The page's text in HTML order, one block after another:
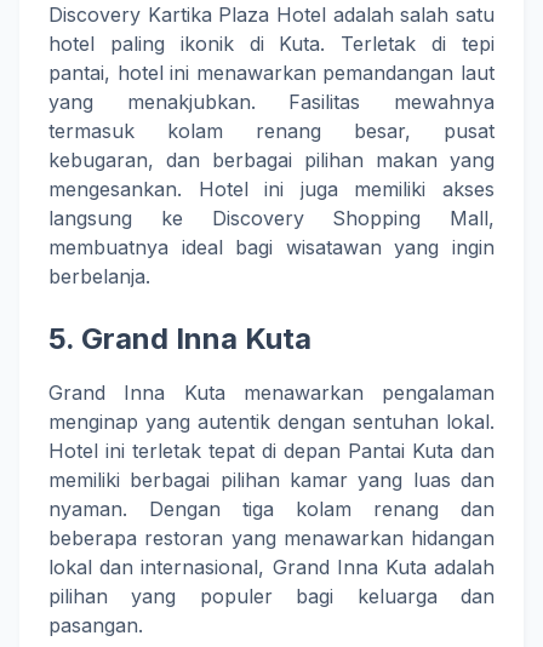
Discovery Kartika Plaza Hotel adalah salah satu
hotel paling ikonik di Kuta. Terletak di tepi
pantai, hotel ini menawarkan pemandangan laut
yang menakjubkan. Fasilitas mewahnya
termasuk kolam renang besar, pusat
kebugaran, dan berbagai pilihan makan yang
mengesankan. Hotel ini juga memiliki akses
langsung ke Discovery Shopping Mall,
membuatnya ideal bagi wisatawan yang ingin
berbelanja.
5. Grand Inna Kuta
Grand Inna Kuta menawarkan pengalaman
menginap yang autentik dengan sentuhan lokal.
Hotel ini terletak tepat di depan Pantai Kuta dan
memiliki berbagai pilihan kamar yang luas dan
nyaman. Dengan tiga kolam renang dan
beberapa restoran yang menawarkan hidangan
lokal dan internasional, Grand Inna Kuta adalah
pilihan yang populer bagi keluarga dan
pasangan.